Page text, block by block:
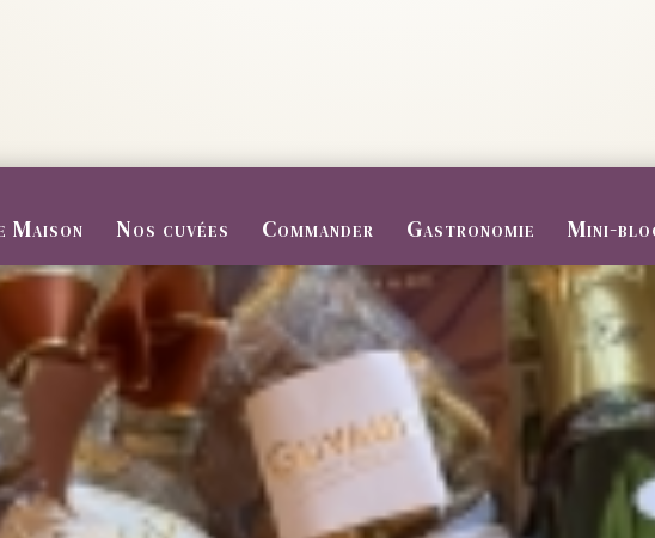
Maison Nos cuvées Commander Gastronomie Mini-